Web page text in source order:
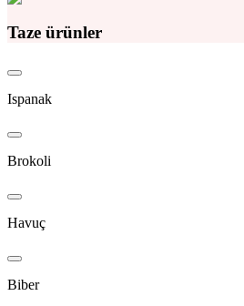
Taze ürünler
Ispanak
Brokoli
Havuç
Biber